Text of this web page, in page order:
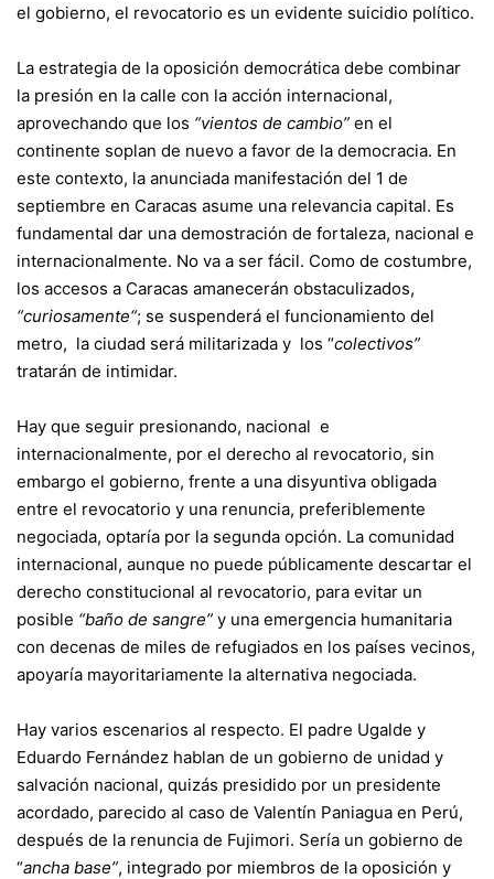
el gobierno, el revocatorio es un evidente suicidio político.
La estrategia de la oposición democrática debe combinar
la presión en la calle con la acción internacional,
aprovechando que los “vientos de cambio” en el
continente soplan de nuevo a favor de la democracia. En
este contexto, la anunciada manifestación del 1 de
septiembre en Caracas asume una relevancia capital. Es
fundamental dar una demostración de fortaleza, nacional e
internacionalmente. No va a ser fácil. Como de costumbre,
los accesos a Caracas amanecerán obstaculizados,
“curiosamente“; se suspenderá el funcionamiento del
metro, la ciudad será militarizada y los “colectivos”
tratarán de intimidar.
Hay que seguir presionando, nacional e
internacionalmente, por el derecho al revocatorio, sin
embargo el gobierno, frente a una disyuntiva obligada
entre el revocatorio y una renuncia, preferiblemente
negociada, optaría por la segunda opción. La comunidad
internacional, aunque no puede públicamente descartar el
derecho constitucional al revocatorio, para evitar un
posible “baño de sangre” y una emergencia humanitaria
con decenas de miles de refugiados en los países vecinos,
apoyaría mayoritariamente la alternativa negociada.
Hay varios escenarios al respecto. El padre Ugalde y
Eduardo Fernández hablan de un gobierno de unidad y
salvación nacional, quizás presidido por un presidente
acordado, parecido al caso de Valentín Paniagua en Perú,
después de la renuncia de Fujimori. Sería un gobierno de
“ancha base”, integrado por miembros de la oposición y